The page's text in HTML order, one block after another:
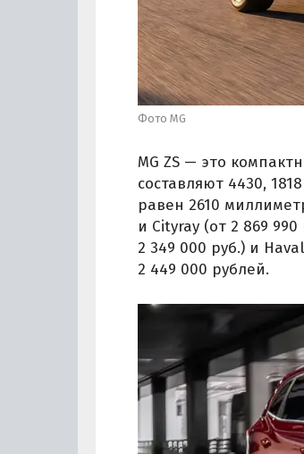
Фото MG
MG ZS — это
составляют 4430,
равен 2610
и Cityray (от 2 869
2 349 000 руб.) и
2 449 000 рублей.